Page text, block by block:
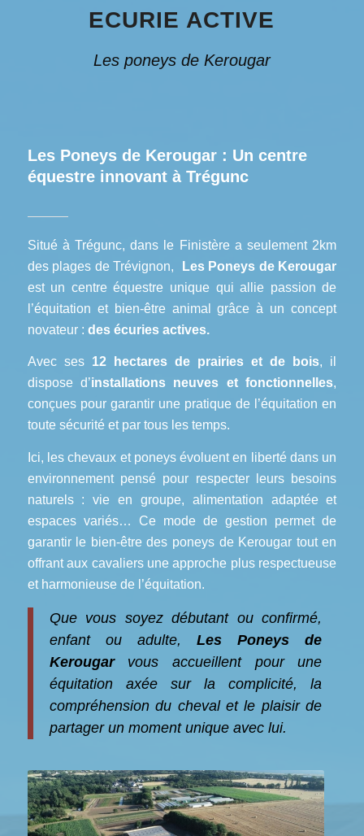
ECURIE ACTIVE
Les poneys de Kerougar
Les Poneys de Kerougar : Un centre
équestre innovant à Trégunc
Situé à Trégunc, dans le Finistère a seulement 2km
des plages de Trévignon,
Les Poneys de Kerougar
est un centre équestre unique qui allie passion de
l’équitation et bien-être animal grâce à un concept
novateur : des écuries actives.
Avec ses 12 hectares de prairies et de bois, il
dispose d’installations neuves et fonctionnelles,
conçues pour garantir une pratique de l’équitation en
toute sécurité et par tous les temps.
Ici, les chevaux et poneys évoluent en liberté dans un
environnement pensé pour respecter leurs besoins
naturels : vie en groupe, alimentation adaptée et
espaces variés… Ce mode de gestion permet de
garantir le bien-être des poneys de Kerougar tout en
offrant aux cavaliers une approche plus respectueuse
et harmonieuse de l’équitation.
Que vous soyez débutant ou confirmé,
enfant ou adulte,Les Poneys de
Kerougarvous accueillent pour une
équitation axée sur la complicité, la
compréhension du cheval et le plaisir de
partager un moment unique avec lui.